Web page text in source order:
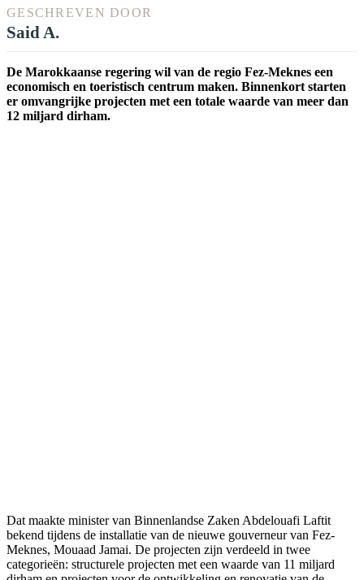
GESCHREVEN DOOR
Said A.
De Marokkaanse regering wil van de regio Fez-Meknes een
economisch en toeristisch centrum maken. Binnenkort starten
er omvangrijke projecten met een totale waarde van meer dan
12 miljard dirham.
Dat maakte minister van Binnenlandse Zaken Abdelouafi Laftit
bekend tijdens de installatie van de nieuwe gouverneur van Fez-
Meknes, Mouaad Jamai. De projecten zijn verdeeld in twee
categorieën: structurele projecten met een waarde van 11 miljard